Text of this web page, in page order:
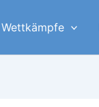
Wettkämpfe